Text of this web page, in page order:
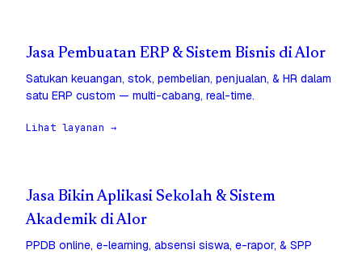
Jasa Pembuatan ERP & Sistem Bisnis di Alor
Satukan keuangan, stok, pembelian, penjualan, & HR dalam
satu ERP custom — multi-cabang, real-time.
Lihat layanan →
Jasa Bikin Aplikasi Sekolah & Sistem
Akademik di Alor
PPDB online, e-learning, absensi siswa, e-rapor, & SPP